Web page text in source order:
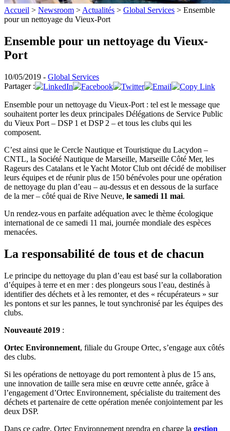
Accueil > Newsroom > Actualités > Global Services > Ensemble
pour un nettoyage du Vieux-Port
Ensemble pour un nettoyage du Vieux-
Port
10/05/2019 - Global Services
Partager :
Ensemble pour un nettoyage du Vieux-Port : tel est le message que
souhaitent porter les deux principales Délégations de Service Public
du Vieux Port – DSP 1 et DSP 2 – et tous les clubs qui les
composent.
C’est ainsi que le Cercle Nautique et Touristique du Lacydon –
CNTL, la Société Nautique de Marseille, Marseille Côté Mer, les
Rageurs des Catalans et le Yacht Motor Club ont décidé de mobiliser
leurs équipes et de réunir plus de 150 bénévoles pour une opération
de nettoyage du plan d’eau – au-dessus et en dessous de la surface
de la mer – côté quai de Rive Neuve, le samedi 11 mai.
Un rendez-vous en parfaite adéquation avec le thème écologique
international de ce samedi 11 mai, journée mondiale des espèces
menacées.
La responsabilité de tous et de chacun
Le principe du nettoyage du plan d’eau est basé sur la collaboration
d’équipes à terre et en mer : des plongeurs sous l’eau, destinés à
identifier des déchets et à les remonter, et des « récupérateurs » sur
les pontons et sur les pannes, le tout synchronisé par les équipes des
clubs.
Nouveauté 2019 :
Ortec Environnement, filiale du Groupe Ortec, s’engage aux côtés
des clubs.
Si les opérations de nettoyage du port remontent à plus de 15 ans,
une innovation de taille sera mise en œuvre cette année, grâce à
l’engagement d’Ortec Environnement, spécialiste du traitement des
déchets et partenaire de cette opération menée conjointement par les
deux DSP.
Dans ce cadre, Ortec Environnement prendra en charge la gestion